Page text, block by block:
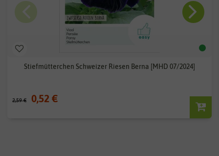
Stiefmütterchen Schweizer Riesen Berna [MHD 07/2024]
2,59 € 0,52 €